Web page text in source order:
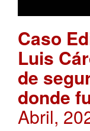
Caso
Luis
de
donde
Abril,